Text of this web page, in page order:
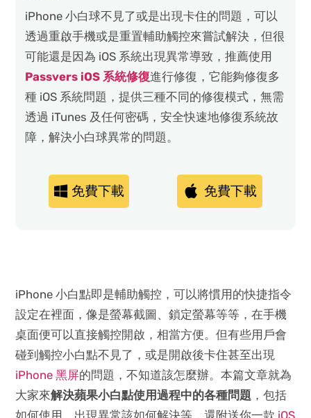
iPhone 小白球不見了或是出現卡住的問題，可以
透過重啟手機或是重置輔助觸控來嘗試解決，但很
可能還是因為 iOS 系統出現異常導致，推薦使用
Passvers iOS 系統修復進行修復，它能夠修復多
種 iOS 系統問題，提供三種不同的修復模式，無需
透過 iTunes 及任何密碼，安全快速地修復系統故
障，解決小白球異常的問題。
免費下載 免費下載
iPhone 小白點即是輔助觸控，可以將慣用的快捷指令
設定在裡面，像是螢幕截圖、鎖定螢幕等等，在手機
桌面便可以直接觸控開啟，相當方便。但有些用戶會
碰到觸控小白點不見了，或是開啟後卡住甚至出現
iPhone 黑屏的問題，不知道該怎麼辦。本篇文章就為
大家來解決蘋果小白點使用過程中的各種問題 ，包括
如何使用、出現異常該如何解決等，還附送你一款 iOS